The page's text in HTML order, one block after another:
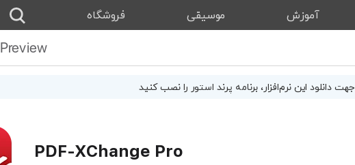
آموزش موسیقی فروشگاه
Preview
جهت دانلود ایننرم‌افزار، برنامه پرند استور را نصب کنید
PDF-XChange Pro